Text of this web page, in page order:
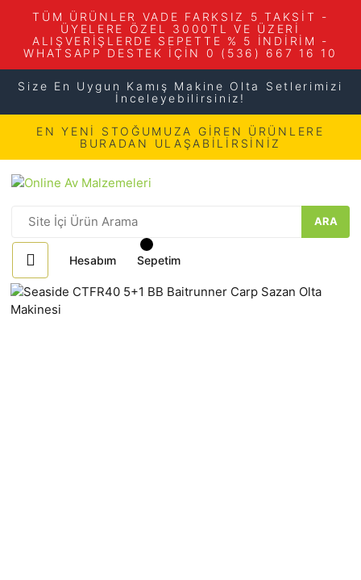
TÜM ÜRÜNLER VADE FARKSIZ 5 TAKSİT -
ÜYELERE ÖZEL 3000TL VE ÜZERİ
ALIŞVERİŞLERDE SEPETTE % 5 İNDİRİM -
WHATSAPP DESTEK İÇİN 0 (536) 667 16 10
Size En Uygun Kamış Makine Olta Setlerimizi
İnceleyebilirsiniz!
EN YENİ STOĞUMUZA GİREN ÜRÜNLERE
BURADAN ULAŞABİLİRSİNİZ
ARA
Hesabım Sepetim